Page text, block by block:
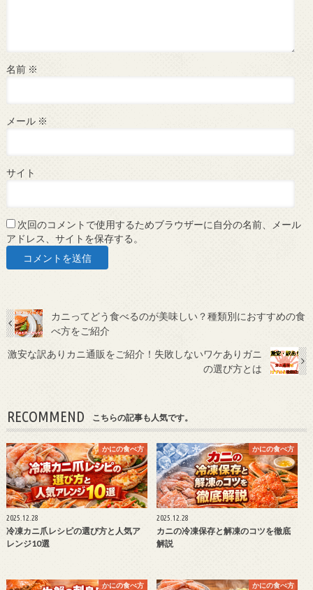
名前 ※
メール ※
サイト
次回のコメントで使用するためブラウザーに自分の名前、メール
アドレス、サイトを保存する。
カニってどう食べるのが美味しい？種類別におすすめの食
べ方をご紹介
激安な訳ありカニ通販をご紹介！失敗しないワケありガニ
の選び方とは
RECOMMEND こちらの記事も人気です。
かにの食べ方
2025.12.28
冷凍カニ爪レシピの選び方と人気ア
レンジ10選
かにの食べ方
2025.12.28
カニの冷凍保存と解凍のコツを徹底
解説
かにの食べ方 かにの食べ方